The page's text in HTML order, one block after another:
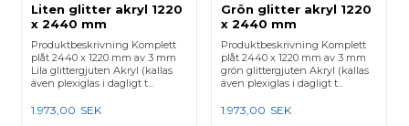
Liten glitter akryl 1220
x 2440 mm
Produktbeskrivning Komplett
plåt 2440 x 1220 mm av 3 mm
Lila glittergjuten Akryl (kallas
även plexiglas i dagligt t...
1.973,00 SEK
Grön glitter akryl 1220
x 2440 mm
Produktbeskrivning Komplett
plåt 2440 x 1220 mm av 3 mm
grön glittergjuten Akryl (kallas
även plexiglas i dagligt t...
1.973,00 SEK